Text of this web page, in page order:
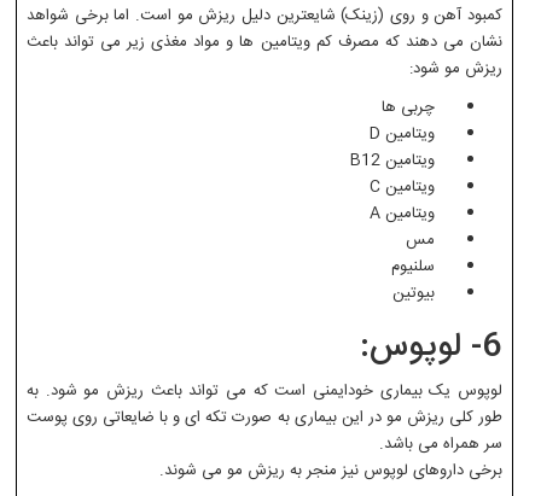
کمبود آهن و روی (زینک) شایعترین دلیل ریزش مو است. اما برخی شواهد
نشان می دهند که مصرف کم ویتامین ها و مواد مغذی زیر می تواند باعث
ریزش مو شود:
چربی ها
ویتامین D
ویتامین B12
ویتامین C
ویتامین A
مس
سلنیوم
بیوتین
6- لوپوس:
لوپوس یک بیماری خودایمنی است که می تواند باعث ریزش مو شود. به
طور کلی ریزش مو در این بیماری به صورت تکه ای و با ضایعاتی روی پوست
سر همراه می باشد.
برخی داروهای لوپوس نیز منجر به ریزش مو می شوند.